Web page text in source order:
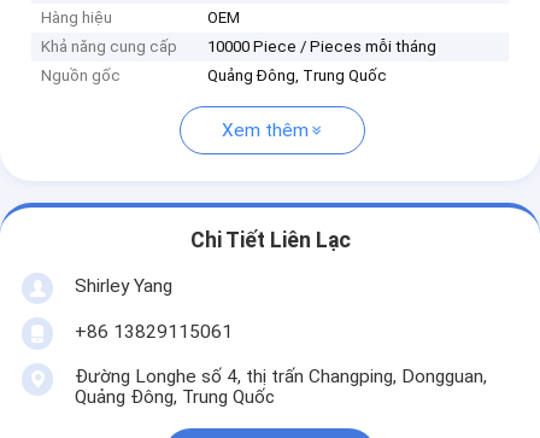
Hàng hiệu
OEM
Khả năng cung cấp
10000 Piece / Pieces mỗi tháng
Nguồn gốc
Quảng Đông, Trung Quốc
Xem thêm
Chi Tiết Liên Lạc
Shirley Yang
+86 13829115061
Đường Longhe số 4, thị trấn Changping, Dongguan,
Quảng Đông, Trung Quốc